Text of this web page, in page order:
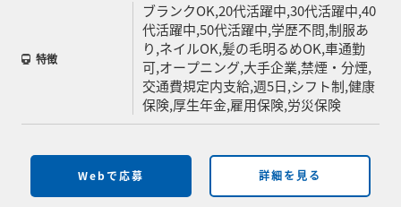
特徴
ブランクOK,20代活躍中,30代活躍中,40
代活躍中,50代活躍中,学歴不問,制服あ
り,ネイルOK,髪の毛明るめOK,車通勤
可,オープニング,大手企業,禁煙・分煙,
交通費規定内支給,週5日,シフト制,健康
保険,厚生年金,雇用保険,労災保険
Webで応募 詳細を見る